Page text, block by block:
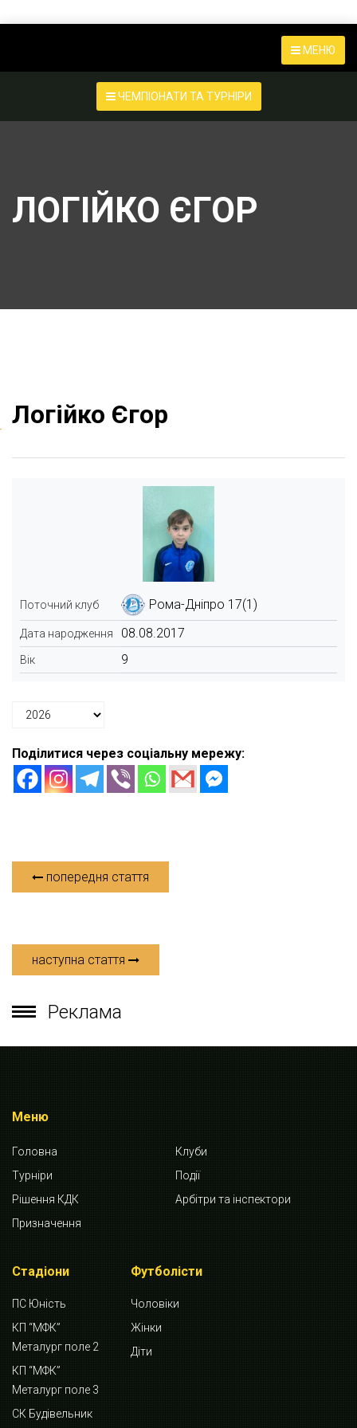
МЕНЮ
ЧЕМПІОНАТИ ТА ТУРНІРИ
ЛОГІЙКО ЄГОР
Логійко Єгор
Поточний клуб Рома-Дніпро 17(1)
Дата народження 08.08.2017
Вік 9
Поділитися через соціальну мережу:
попередня стаття
наступна стаття
Реклама
Меню
Головна
Клуби
Турніри
Події
Рішення КДК
Арбітри та інспектори
Призначення
Стадіони
ПС Юність
КП “МФК”
Металург поле 2
КП “МФК”
Металург поле 3
СК Будівельник
Футболісти
Чоловіки
Жінки
Діти